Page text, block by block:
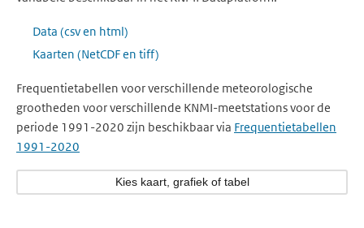
Data (csv en html)
Kaarten (NetCDF en tiff)
Frequentietabellen voor verschillende meteorologische
grootheden voor verschillende KNMI-meetstations voor de
periode 1991-2020 zijn beschikbaar via Frequentietabellen
1991-2020
Kies kaart, grafiek of tabel